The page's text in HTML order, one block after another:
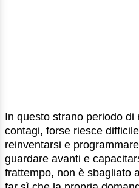
In questo strano periodo
contagi, forse riesce
reinventarsi e
guardare avanti e
frattempo, non è sbagliato